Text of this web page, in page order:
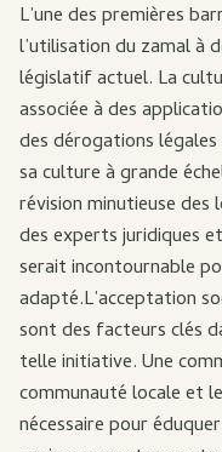
L’une des premières
l’utilisation du zamal à
législatif actuel. La
associée à des
des dérogations
sa culture à grande
révision minutieuse
des experts juridiques
serait incontournable
adapté.L’acceptation
sont des facteurs clés
telle initiative. Une
communauté locale et
nécessaire pour